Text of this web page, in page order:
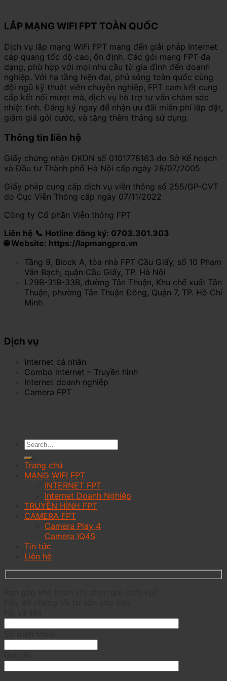
LẮP MẠNG WIFI FPT TOÀN QUỐC
Dịch vụ lắp mạng WiFi FPT mang đến giải pháp Internet
cáp quang tốc độ cao, ổn định. Các gói mạng FPT đa
dạng, phù hợp với mọi nhu cầu từ gia đình đến doanh
nghiệp. Với hạ tầng hiện đại, phủ sóng toàn quốc cùng
đội ngũ kỹ thuật viên chuyên nghiệp, FPT cam kết cung
cấp kết nối mượt mà, dịch vụ hỗ trợ tư vấn chăm sóc
nhiệt tình. Đăng ký ngay để nhận ưu đãi miễn phí lắp đặt,
giảm giá gói cước, và tặng thêm tháng sử dụng.
Thông tin liên hệ
Giấy chứng nhận ĐKDN số 0101778163 do Sở Kế hoạch
và Đầu tư Thành phố Hà Nội cấp ngày 28/07/2005
Giấy phép cung cấp dịch vụ viễn thông số 255/GP-CVT
do Cục Viễn Thông cấp ngày 07/11/2022
Công ty Cổ phần Viễn thông FPT
Liên hệ 📞 Hotline đăng ký: 0703.301.303
🌐 Website: https://lapmangpro.vn
Tầng 9, Block A, tòa nhà FPT Cầu Giấy, số 10 Phạm
Văn Bạch, quận Cầu Giấy, TP. Hà Nội
L29B-31B-33B, đường Tân Thuận, Khu chế xuất Tân
Thuận, phường Tân Thuận Đông, Quận 7, TP. Hồ Chí
Minh
Dịch vụ
Internet cá nhân
Combo internet – Truyền hình
Internet doanh nghiệp
Camera FPT
Trang chủ
MẠNG WIFI FPT
INTERNET FPT
Internet Doanh Nghiệp
TRUYỀN HÌNH FPT
CAMERA FPT
Camera Play 4
Camera IQ4S
Tin tức
Liên hệ